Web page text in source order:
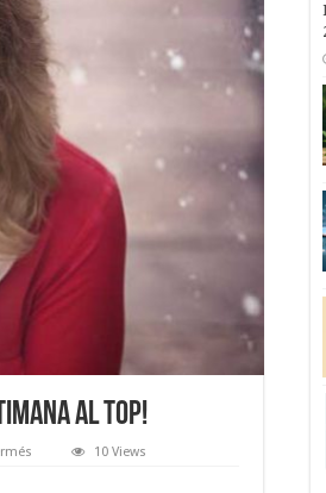
al top!
10 Views